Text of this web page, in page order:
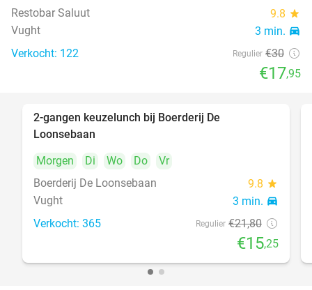
Restobar Saluut 9.8 star
Vught 3 min. directions_car
Verkocht: 122 Regulier €30
€17,95
2-gangen keuzelunch bij Boerderij De
Loonsebaan
Morgen
Di Wo Do
Vr
Boerderij De Loonsebaan
9.8 star
Vught 3 min. directions_car
Verkocht: 365 Regulier €21,80
€15,25